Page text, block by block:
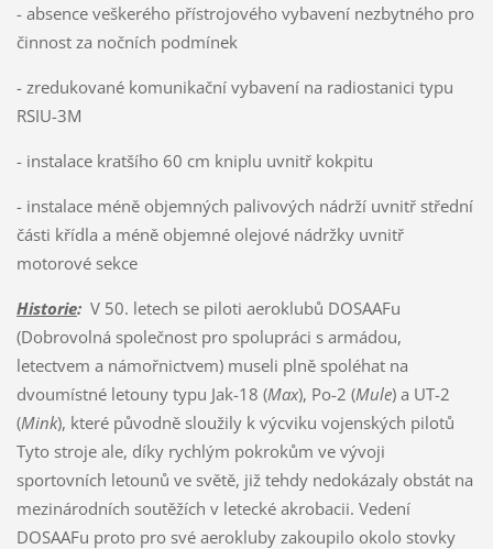
- absence veškerého přístrojového vybavení nezbytného pro
činnost za nočních podmínek
- zredukované komunikační vybavení na radiostanici typu
RSIU-3M
- instalace kratšího 60 cm kniplu uvnitř kokpitu
- instalace méně objemných palivových nádrží uvnitř střední
části křídla a méně objemné olejové nádržky uvnitř
motorové sekce
Historie:V 50. letech se piloti aeroklubů DOSAAFu
(Dobrovolná společnost pro spolupráci s armádou,
letectvem a námořnictvem) museli plně spoléhat na
dvoumístné letouny typu Jak-18 (Max), Po-2 (Mule) a UT-2
(Mink), které původně sloužily k výcviku vojenských pilotů
Tyto stroje ale, díky rychlým pokrokům ve vývoji
sportovních letounů ve světě, již tehdy nedokázaly obstát na
mezinárodních soutěžích v letecké akrobacii. Vedení
DOSAAFu proto pro své aerokluby zakoupilo okolo stovky